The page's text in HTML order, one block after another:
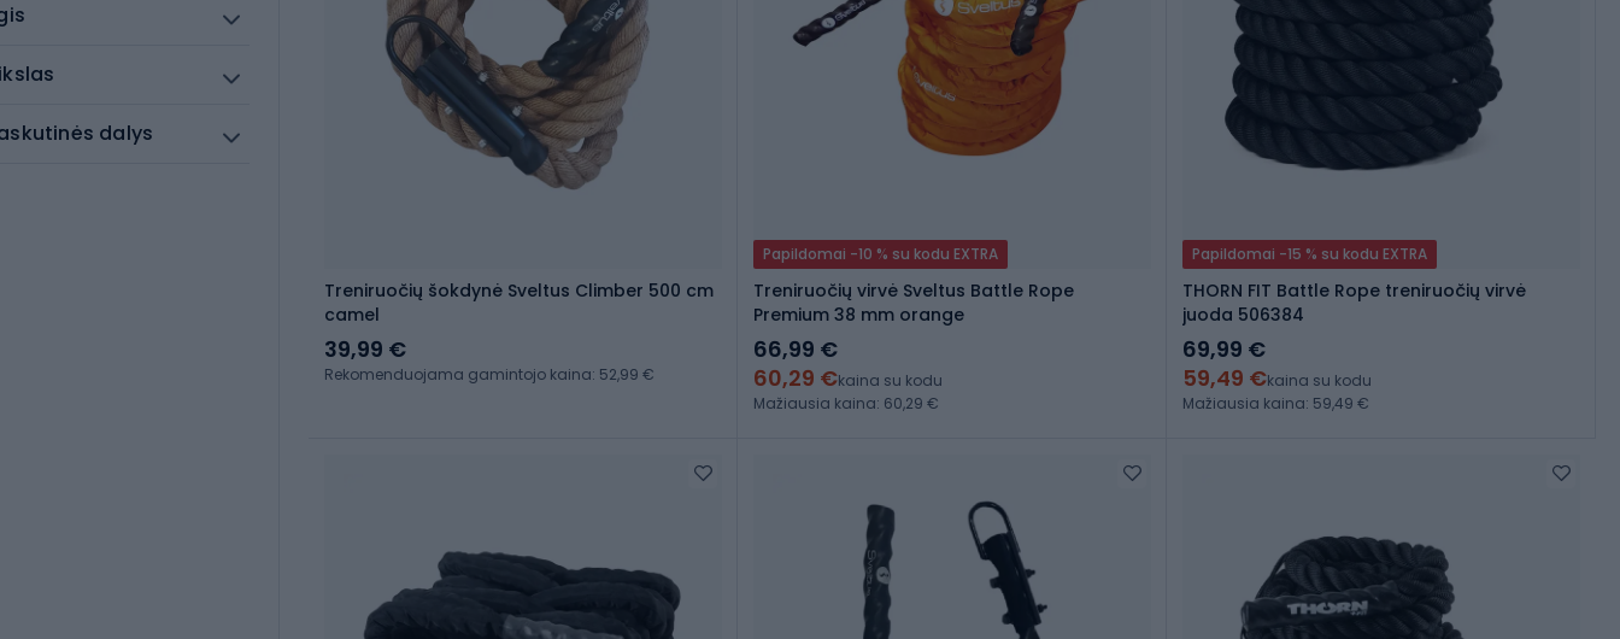
dalys
Treniruočių šokdynė Sveltus Climber 500 cm
camel
39,99 €
Rekomenduojama gamintojo kaina: 52,99 €
Papildomai -10 % su kodu EXTRA
Treniruočių virvė Sveltus Battle Rope
Premium 38 mm orange
66,99 €
60,29 €kaina su kodu
Mažiausia kaina: 60,29 €
Papildomai -15 % su kodu EXTRA
THORN FIT Battle Rope treniruočių virvė
juoda 506384
69,99 €
59,49 €kaina su kodu
Mažiausia kaina: 59,49 €